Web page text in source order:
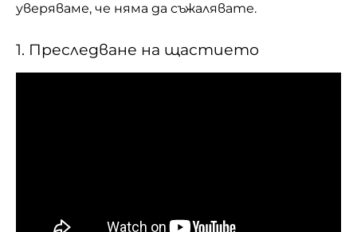
уверяваме, че няма да съжалявате.
1. Преследване на щастието